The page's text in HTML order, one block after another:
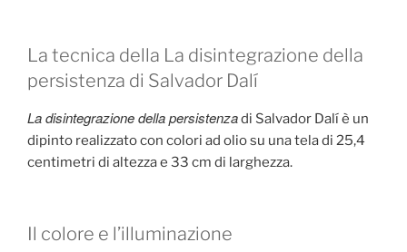
La tecnica della La disintegrazione della
persistenza di Salvador Dalí
La disintegrazione della persistenzadi Salvador Dalí è un
dipinto realizzato con colori ad olio su una tela di 25,4
centimetri di altezza e 33 cm di larghezza.
Il colore e l’illuminazione